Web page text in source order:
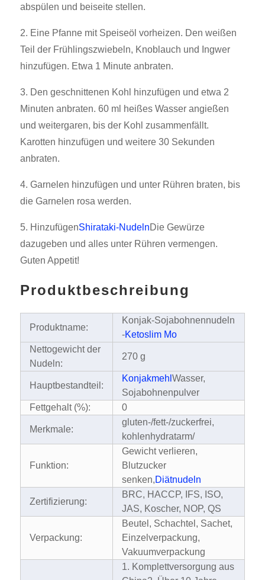
abspülen und beiseite stellen.
2. Eine Pfanne mit Speiseöl vorheizen. Den weißen
Teil der Frühlingszwiebeln, Knoblauch und Ingwer
hinzufügen. Etwa 1 Minute anbraten.
3. Den geschnittenen Kohl hinzufügen und etwa 2
Minuten anbraten. 60 ml heißes Wasser angießen
und weitergaren, bis der Kohl zusammenfällt.
Karotten hinzufügen und weitere 30 Sekunden
anbraten.
4. Garnelen hinzufügen und unter Rühren braten, bis
die Garnelen rosa werden.
5. HinzufügenShirataki-NudelnDie Gewürze
dazugeben und alles unter Rühren vermengen.
Guten Appetit!
Produktbeschreibung
Produktname:
Konjak-Sojabohnennudeln
-Ketoslim Mo
Nettogewicht der
Nudeln:
270 g
Hauptbestandteil:
Konjakmehl Wasser,
Sojabohnenpulver
Fettgehalt (%):
0
Merkmale:
gluten-/fett-/zuckerfrei,
kohlenhydratarm/
Funktion:
Gewicht verlieren,
Blutzucker
senken,Diätnudeln
Zertifizierung:
BRC, HACCP, IFS, ISO,
JAS, Koscher, NOP, QS
Verpackung:
Beutel, Schachtel, Sachet,
Einzelverpackung,
Vakuumverpackung
1. Komplettversorgung aus